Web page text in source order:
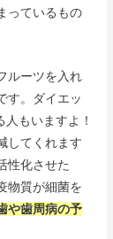
っているもの
ルーツを入れ
す。ダイエッ
もいますよ！
してくれます
性化させた
物質が細菌を
や歯周病の予